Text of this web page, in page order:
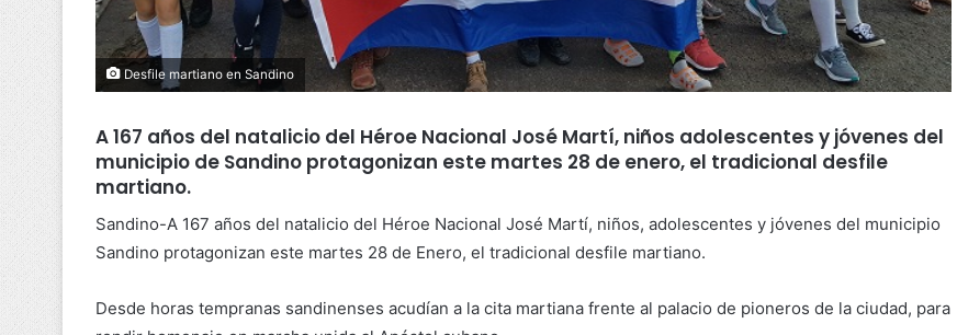
Desfile martiano en Sandino
A 167 años del natalicio del Héroe Nacional José Martí, niños adolescentes y jóvenes del
municipio de Sandino protagonizan este martes 28 de enero, el tradicional desfile
martiano.
Sandino-A 167 años del natalicio del Héroe Nacional José Martí, niños, adolescentes y jóvenes del municipio
Sandino protagonizan este martes 28 de Enero, el tradicional desfile martiano.
Desde horas tempranas sandinenses acudían a la cita martiana frente al palacio de pioneros de la ciudad, para